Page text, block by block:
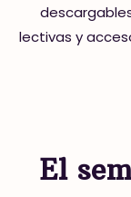
lectivas y
El